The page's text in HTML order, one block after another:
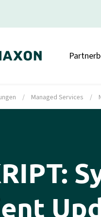
/ Managed Services /